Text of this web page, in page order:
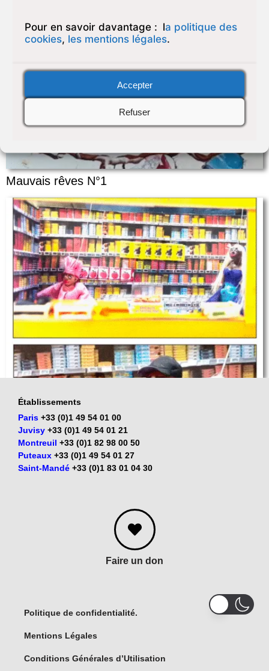
Pour en savoir davantage : la politique des
cookies, les mentions légales.
Accepter
Refuser
Mauvais rêves N°1
Établissements
Paris +33 (0)1 49 54 01 00
Juvisy +33 (0)1 49 54 01 21
Montreuil +33 (0)1 82 98 00 50
Puteaux +33 (0)1 49 54 01 27
Saint-Mandé +33 (0)1 83 01 04 30
Faire un don
Politique de confidentialité.
Mentions Légales
Conditions Générales d’Utilisation